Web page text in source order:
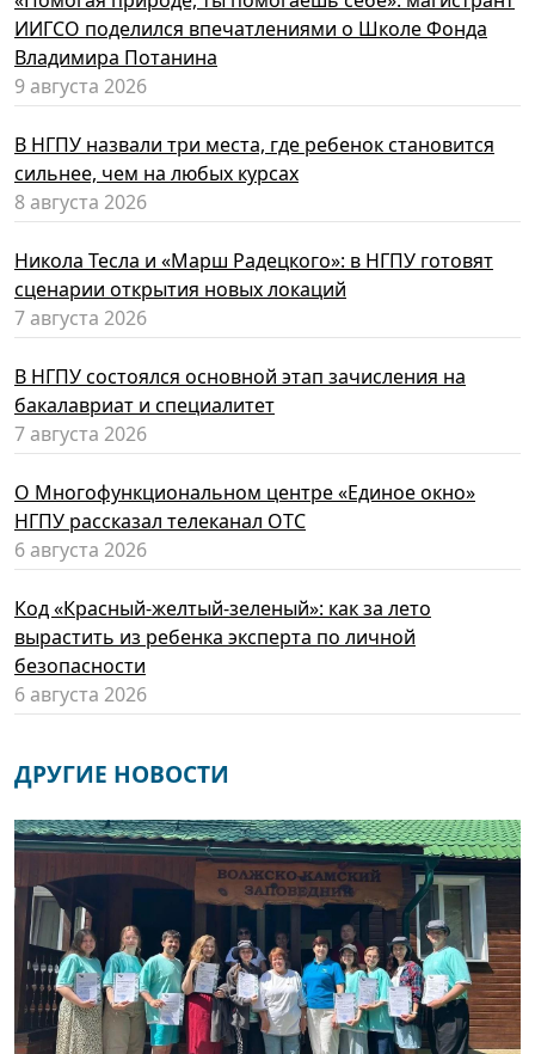
ИИГСО поделился впечатлениями о Школе Фонда
Владимира Потанина
9 августа 2026
В НГПУ назвали три места, где ребенок становится
сильнее, чем на любых курсах
8 августа 2026
Никола Тесла и «Марш Радецкого»: в НГПУ готовят
сценарии открытия новых локаций
7 августа 2026
В НГПУ состоялся основной этап зачисления на
бакалавриат и специалитет
7 августа 2026
О Многофункциональном центре «Единое окно»
НГПУ рассказал телеканал ОТС
6 августа 2026
Код «Красный-желтый-зеленый»: как за лето
вырастить из ребенка эксперта по личной
безопасности
6 августа 2026
ДРУГИЕ НОВОСТИ